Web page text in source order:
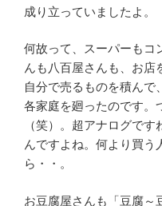
成り立っていましたよ。
何故って、スーパーもコ
んも八百屋さんも、お店
自分で売るものを積んで
各家庭を廻ったのです。
（笑）。超アナログで
んですよね。何より買う
ら・・。
お豆腐屋さんも「豆腐～